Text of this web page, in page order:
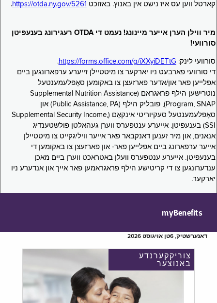
קארטל ווען עס איז נישט אין באנוץ. באזוכט https://otda.ny.gov/5261
.
מיר ווילן הערן אייער מיינונג! נעמט די OTDA רעגירונג בענעפיטן
סורוועי!
סורוועי לינק: https://forms.office.com/g/iXXyiDETtG
.
די סורוועי פארבעט ניו יארקער צו מיטטיילן זייערע ערפארונגען ביים
אפּלייען פאר און/אדער פארזעצן צו באקומען סאָפּלעמענטעל
נוּטרישען הילף פראגראם (Supplemental Nutrition Assistance
Program, SNAP), פובליק הילף (Public Assistance, PA) און
סאָפּלעמענטעל סעקיוריטי אינקאָם (Supplemental Security Income,
SSI) בענעפיטן. אייערע ענטפערס ווערן געהאלטן פולשטענדיג
אנאנים, און מיר זענען דאנקבאר פאר אייער וויליגקייט צו מיטטיילן
אייער ערפארונג ביים אפּלייען פאר- און פארזעצן צו באקומען די
בענעפיטן. אייערע ענטפערס וועלן באטראכט ווערן ביים מאכן
ענדערונגען צו די קריטישע הילף פראגראמען פאר אייך און אנדערע ניו
יארקער.
myBenefits
דאנערשטיק, 6טן אויגוסט 2026
צוריקקערנדע
באנוצער